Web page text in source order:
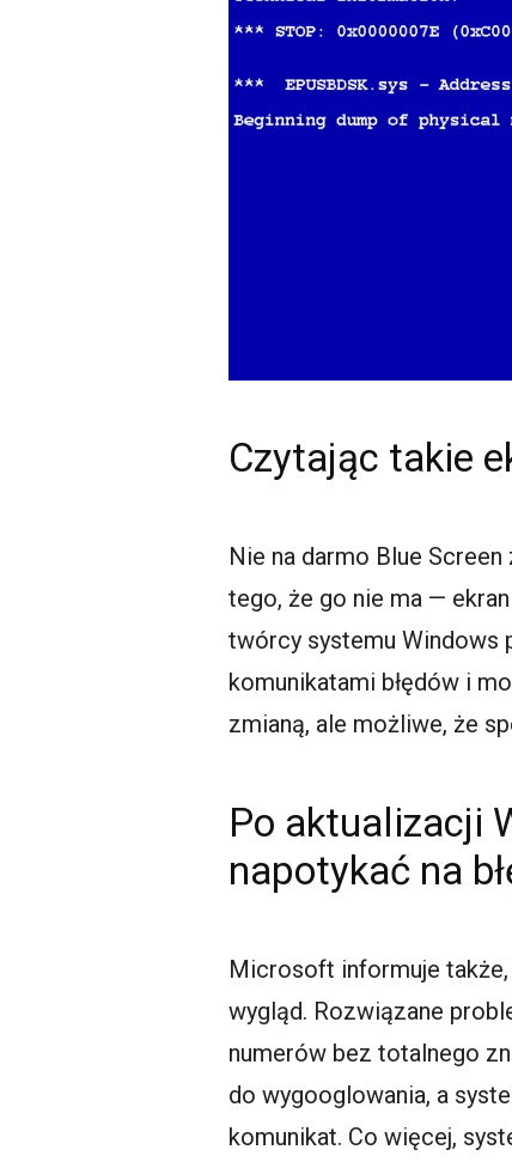
Czytając takie
Nie na darmo Blue
tego, że go nie ma —
twórcy systemu Windows
komunikatami błędów i
zmianą, ale możliwe, że
Po aktualizacji
napotykać na
Microsoft informuje także,
wygląd. Rozwiązane
numerów bez totalnego
do wygooglowania, a
komunikat. Co więcej,